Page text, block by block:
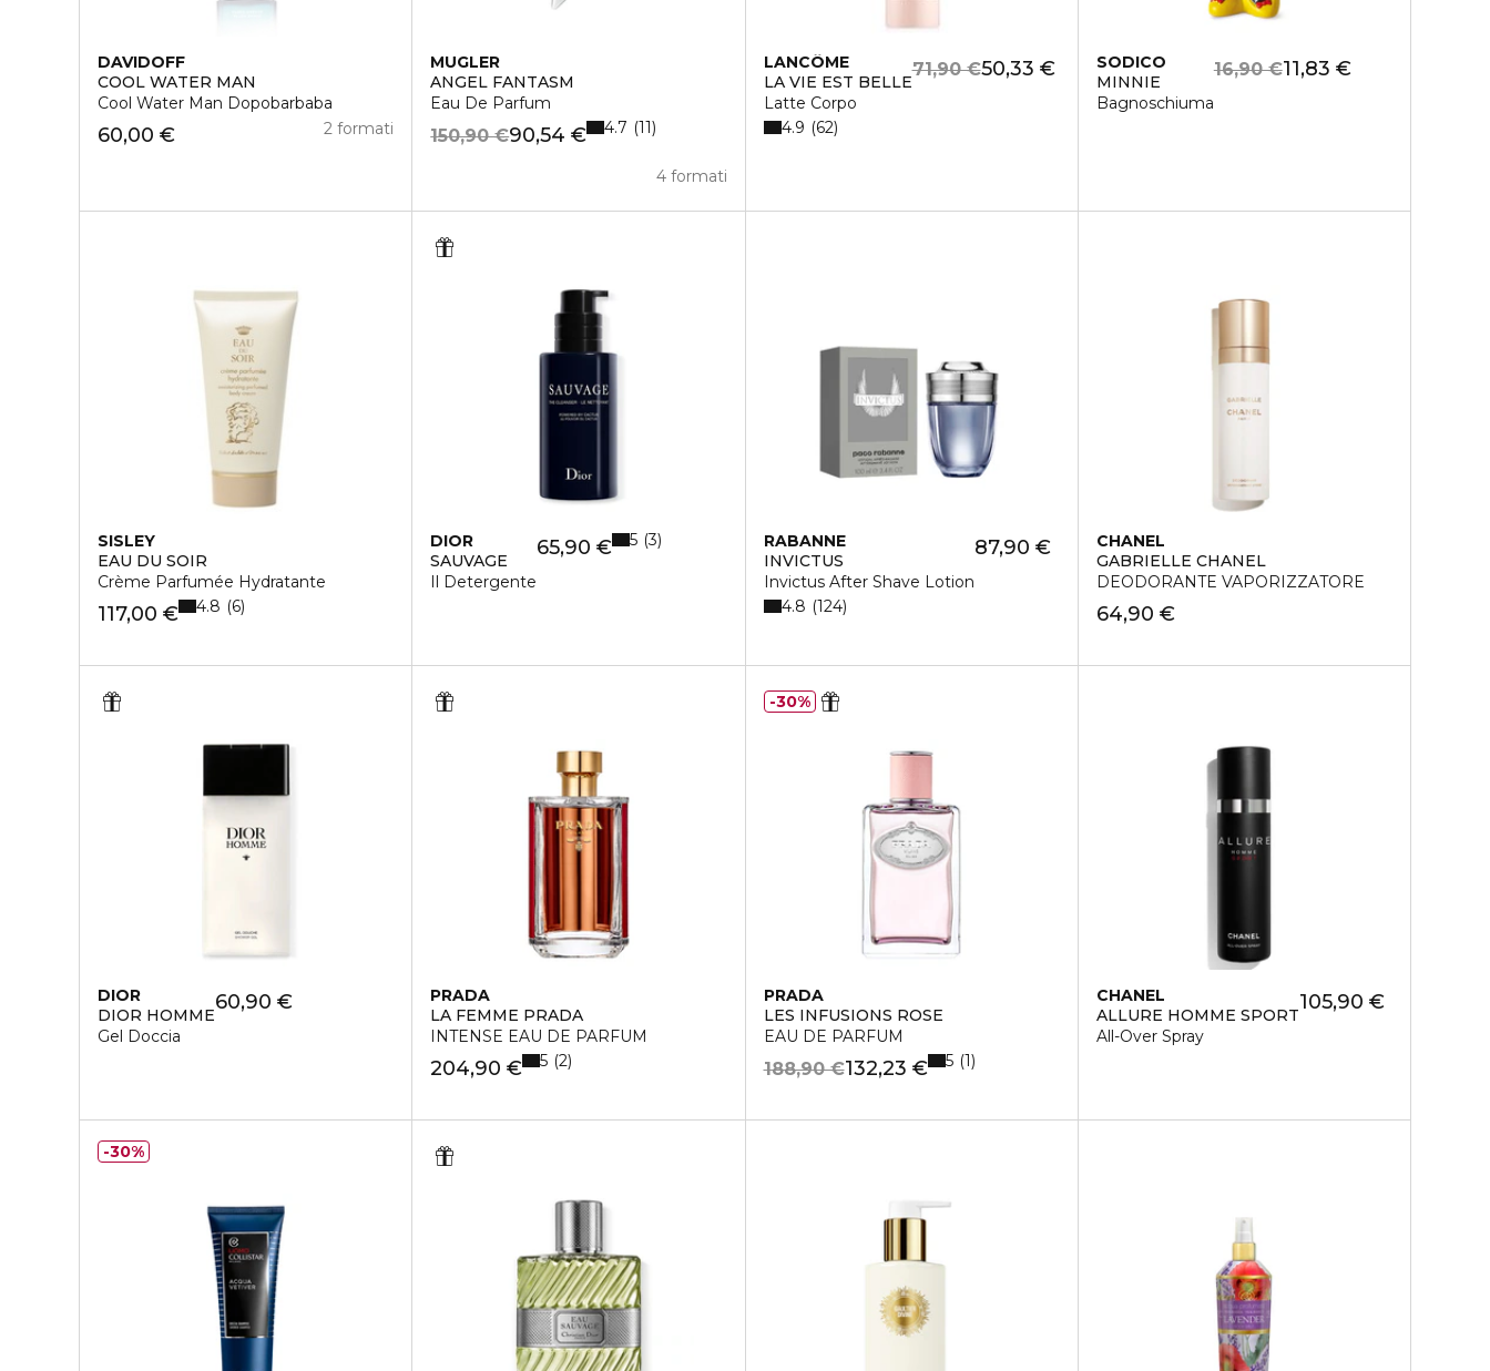
DAVIDOFF
COOL WATER MAN
Cool Water Man Dopobarbaba
60,00 € 2 formati
MUGLER
ANGEL FANTASM
Eau De Parfum
90,54 €
150,90 €
4 formati
4.7 11
LANCÔME
LA VIE EST BELLE
Latte Corpo
50,33 €
71,90 €
4.9 62
SODICO
MINNIE
Bagnoschiuma
11,83 €
16,90 €
SISLEY
EAU DU SOIR
Crème Parfumée Hydratante
117,00 € 4.8 6
DIOR
SAUVAGE
Il Detergente
65,90 € 5 3
RABANNE
INVICTUS
Invictus After Shave Lotion
87,90 €
4.8 124
CHANEL
GABRIELLE CHANEL
DEODORANTE VAPORIZZATORE
64,90 €
DIOR
DIOR HOMME
Gel Doccia
60,90 €
PRADA
LA FEMME PRADA
INTENSE EAU DE PARFUM
204,90 € 5 2
PRADA
LES INFUSIONS ROSE
EAU DE PARFUM
132,23 €
188,90 € 5 1
30%
CHANEL
ALLURE HOMME SPORT
All-Over Spray
105,90 €
30%